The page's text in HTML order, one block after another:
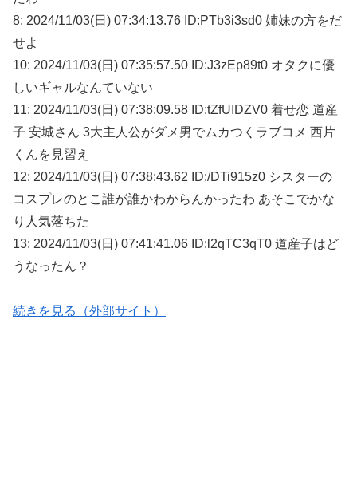
8: 2024/11/03(日) 07:34:13.76 ID:PTb3i3sd0 姉妹の方をだ
せよ
10: 2024/11/03(日) 07:35:57.50 ID:J3zEp89t0 オタクに優
しいギャルなんていない
11: 2024/11/03(日) 07:38:09.58 ID:tZfUIDZV0 着せ恋 道産
子 安城さん 3大主人公がダメ男でムカつくラブコメ 西片
くんを見習え
12: 2024/11/03(日) 07:38:43.62 ID:/DTi915z0 シスターの
コスプレのとこ誰が誰かわからんかったわ あそこでかな
り人気落ちた
13: 2024/11/03(日) 07:41:41.06 ID:l2qTC3qT0 道産子はど
うなったん？
続きを見る（外部サイト）